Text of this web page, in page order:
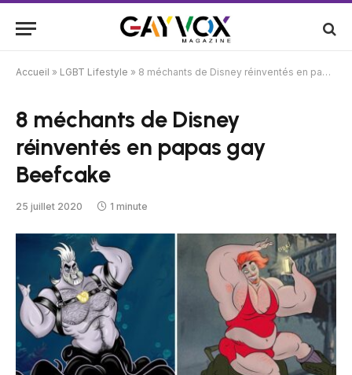
Accueil » LGBT Lifestyle » 8 méchants de Disney réinventés en papas gay Beefcake
8 méchants de Disney
réinventés en papas gay
Beefcake
25 juillet 2020 1 minute